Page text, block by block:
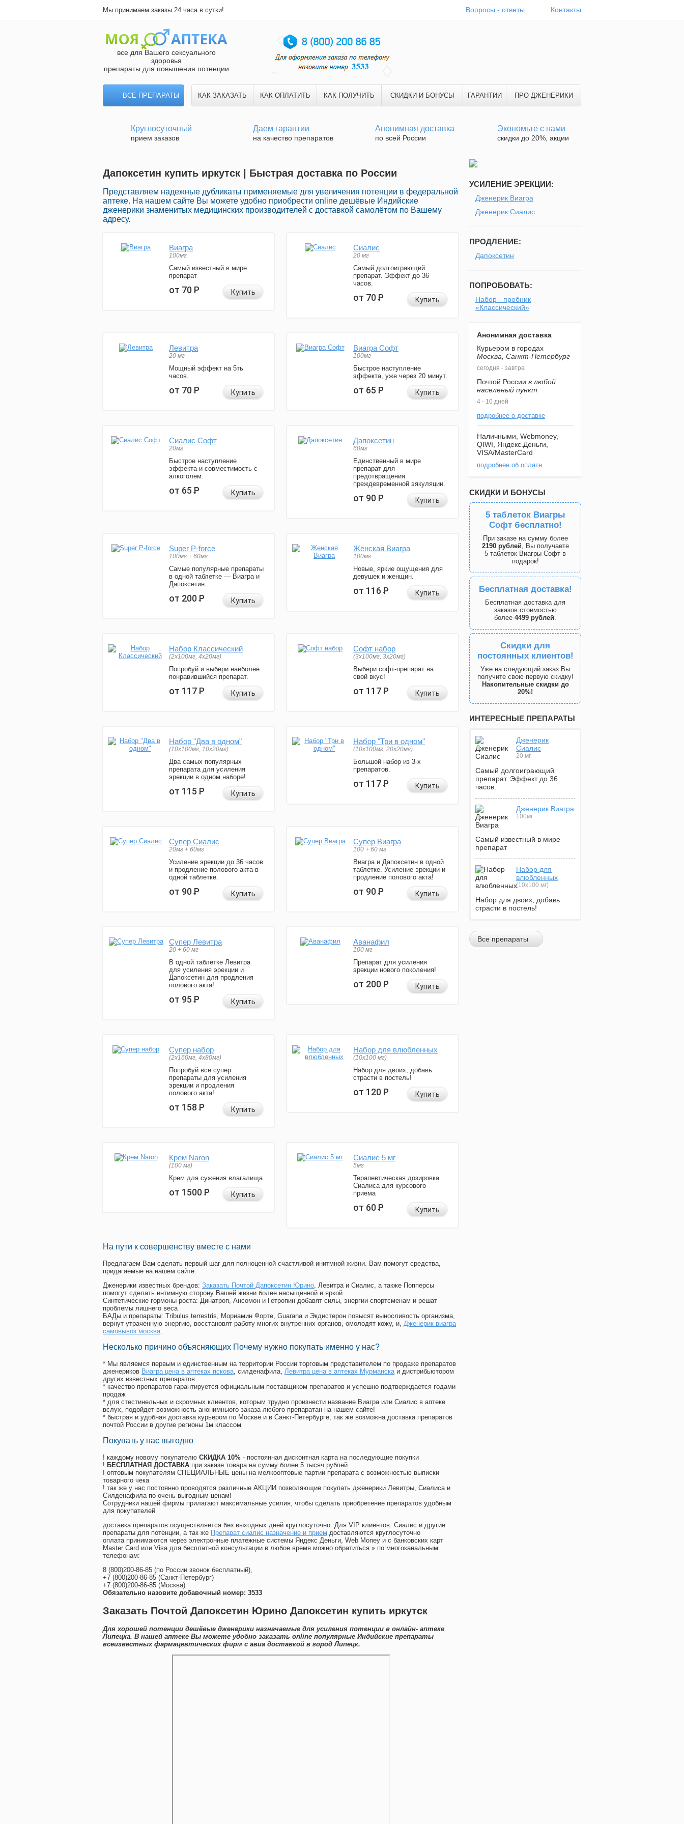
Мы принимаем заказы 24 часа в сутки! Вопросы - ответы Контакты
все для Вашего сексуального
здоровья
препараты для повышения потенции
ВСЕ ПРЕПАРАТЫ КАК ЗАКАЗАТЬ КАК ОПЛАТИТЬ КАК ПОЛУЧИТЬ СКИДКИ И БОНУСЫ ГАРАНТИИ ПРО ДЖЕНЕРИКИ
Круглосуточный
прием заказов
Даем гарантии
на качество препаратов
Анонимная доставка
по всей России
Экономьте с нами
скидки до 20%, акции
Дапоксетин купить иркутск | Быстрая доставка по России
Представляем надежные дубликаты применяемые для увеличения потенции в федеральной
аптеке. На нашем сайте Вы можете удобно приобрести online дешёвые Индийские
дженерики знаменитых медицинских производителей с доставкой самолётом по Вашему
адресу.
Виагра
100мг
Самый известный в мире
препарат
от 70Р Купить
Сиалис
20 мг
Самый долгоиграющий
препарат. Эффект до 36
часов.
от 70Р Купить
Левитра
20 мг
Мощный эффект на 5ть
часов.
от 70Р Купить
Виагра Софт
100мг
Быстрое наступление
эффекта, уже через 20 минут.
от 65Р Купить
Сиалис Софт
20мг
Быстрое наступление
эффекта и совместимость с
алкоголем.
от 65Р Купить
Дапоксетин
60мг
Единственный в мире
препарат для
предотвращения
преждевременной эякуляции.
от 90Р Купить
Super P-force
100мг + 60мг
Самые популярные препараты
в одной таблетке — Виагра и
Дапоксетин.
от 200Р Купить
Женская Виагра
100мг
Новые, яркие ощущения для
девушек и женщин.
от 116Р Купить
Набор Классический
(2x100мг, 4x20мг)
Попробуй и выбери наиболее
понравившийся препарат.
от 117Р Купить
Софт набор
(3x100мг, 3x20мг)
Выбери софт-препарат на
свой вкус!
от 117Р Купить
Набор "Два в одном"
(10x100мг, 10x20мг)
Два самых популярных
препарата для усиления
эрекции в одном наборе!
от 115Р Купить
Набор "Три в одном"
(10x100мг, 20x20мг)
Большой набор из 3-х
препаратов.
от 117Р Купить
Супер Сиалис
20мг + 60мг
Усиление эрекции до 36 часов
и продление полового акта в
одной таблетке.
от 90Р Купить
Супер Виагра
100 + 60 мг
Виагра и Дапоксетин в одной
таблетке. Усиление эрекции и
продление полового акта!
от 90Р Купить
Супер Левитра
20 + 60 мг
В одной таблетке Левитра
для усиления эрекции и
Дапоксетин для продления
полового акта!
от 95Р Купить
Аванафил
100 мг
Препарат для усиления
эрекции нового поколения!
от 200Р Купить
Супер набор
(2х160мг, 4х80мг)
Попробуй все супер
препараты для усиления
эрекции и продления
полового акта!
от 158Р Купить
Набор для влюбленных
(10х100 мг)
Набор для двоих, добавь
страсти в постель!
от 120Р Купить
Крем Naron
(100 мг)
Крем для сужения влагалища
от 1500Р Купить
Сиалис 5 мг
5мг
Терапевтическая дозировка
Сиалиса для курсового
приема
от 60Р Купить
На пути к совершенству вместе с нами
Предлагаем Вам сделать первый шаг для полноценной счастливой инитмной жизни. Вам помогут средства,
придагаемые на нашем сайте:
Дженерики известных брендов: Заказать Почтой Дапоксетин Юрино, Левитра и Сиалис, а также Попперсы
помогут сделать интимную сторону Вашей жизни более насыщенной и яркой
Синтетические гормоны роста: Динатроп, Ансомон и Гетропин добавят силы, энергии спортсменам и решат
проблемы лишнего веса
БАДы и препараты: Tribulus terrestris, Мориамин Форте, Guarana и Экдистерон повысят выносливость организма,
вернут утраченную энергию, восстановят работу многих внутренних органов, омолодят кожу, и, Дженерик виагра
самовывоз москва.
Несколько причино объясняющих Почему нужно покупать именно у нас?
* Мы являемся первым и единственным на территории России торговым представителем по продаже препаратов
дженериков Виагра цена в аптеках пскова, силденафила, Левитра цена в аптеках Мурманскаи дистрибьютором
других известных препаратов
* качество препаратов гарантируется официальным поставщиком препаратов и успешно подтверждается годами
продаж
* для стестинельных и скромных клиентов, которым трудно произнести название Виагра или Сиалис в аптеке
вслух, подойдет возможность анонимныого заказа любого препаратан на нашем сайте!
* быстрая и удобная доставка курьером по Москве и в Санкт-Петербурге, так же возможна доставка препаратов
почтой России в другие регионы 1м классом
Покупать у нас выгодно
! каждому новому покупателю СКИДКА 10% - постоянная дисконтная карта на последующие покупки
! БЕСПЛАТНАЯ ДОСТАВКА при заказе товара на сумму более 5 тысяч рублей
! оптовым покупателям СПЕЦИАЛЬНЫЕ цены на мелкооптовые партии препарата с возможностью выписки
товарного чека
! так же у нас постоянно проводятся различные АКЦИИ позволяющие покупать дженерики Левитры, Сиалиса и
Силденафила по очень выгодным ценам!
Cотрудники нашей фирмы прилагают максимальные усилия, чтобы сделать приобретение препаратов удобным
для покупателей
доставка препаратов осуществляется без выходных дней круглосуточно. Для VIP клиентов: Сиалис и другие
препараты для потенции, а так же Препарат сиалис назначение и прием доставляются круглосуточно
оплата принимаются через электронные платежные системы Яндекс Деньги, Web Money и с банковских карт
Master Card или Visa для бесплатной консультации в любое время можно обратиться » по многоканальным
телефонам:
8 (800)200-86-85 (по России звонок бесплатный),
+7 (800)200-86-85 (Санкт-Петербург)
+7 (800)200-86-85 (Москва)
Обязательно назовите добавочный номер: 3533
Заказать Почтой Дапоксетин Юрино Дапоксетин купить иркутск
Для хорошей потенции дешёвые дженерики назначаемые для усиления потенции в онлайн- аптеке
Липецка. В нашей аптеке Вы можете удобно заказать online популярные Индийские препараты
всеизвестных фармацевтических фирм с авиа доставкой в город Липецк.
УСИЛЕНИЕ ЭРЕКЦИИ:
Дженерик Виагра
Дженерик Сиалис
ПРОДЛЕНИЕ:
Дапоксетин
ПОПРОБОВАТЬ:
Набор - пробник
«Классический»
Анонимная доставка
Курьером в городах
Москва, Санкт-Петербург
сегодня - завтра
Почтой России в любой
населеный пункт
4 - 10 дней
подробнее о доставке
Наличными, Webmoney,
QIWI, Яндекс.Деньги,
VISA/MasterCard
подробнее об оплате
СКИДКИ И БОНУСЫ
5 таблеток Виагры
Софт бесплатно!
При заказе на сумму более
2190 рублей, Вы получаете
5 таблеток Виагры Софт в
подарок!
Бесплатная доставка!
Бесплатная доставка для
заказов стоимостью
более 4499 рублей.
Скидки для
постоянных клиентов!
Уже на следующий заказ Вы
получите свою первую скидку!
Накопительные скидки до
20%!
ИНТЕРЕСНЫЕ ПРЕПАРАТЫ
Дженерик
Сиалис
20 мг
Самый долгоиграющий
препарат. Эффект до 36
часов.
Дженерик Виагра
100мг
Самый известный в мире
препарат
Набор для
влюбленных
(10х100 мг)
Набор для двоих, добавь
страсти в постель!
Все препараты